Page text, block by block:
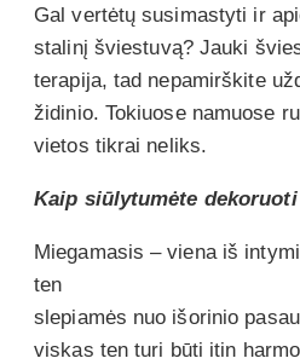
Gal vertėtų susimastyti ir
stalinį šviestuvą? Jauki
terapija, tad nepamirškite
židinio. Tokiuose namuose
vietos tikrai neliks.
Kaip siūlytumėte
Miegamasis – viena iš
ten
slepiamės nuo išorinio
viskas ten turi būti itin